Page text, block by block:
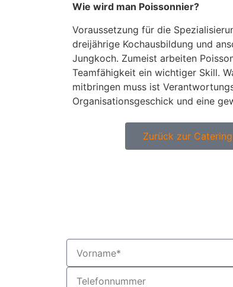
Wie wird man Poissonnier?
Voraussetzung für die
dreijährige Kochausbildung und
Jungkoch. Zumeist arbeiten
Teamfähigkeit ein wichtiger Skill.
mitbringen muss ist
Organisationsgeschick und eine
Zurück zur